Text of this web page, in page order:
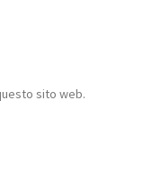
sito web.